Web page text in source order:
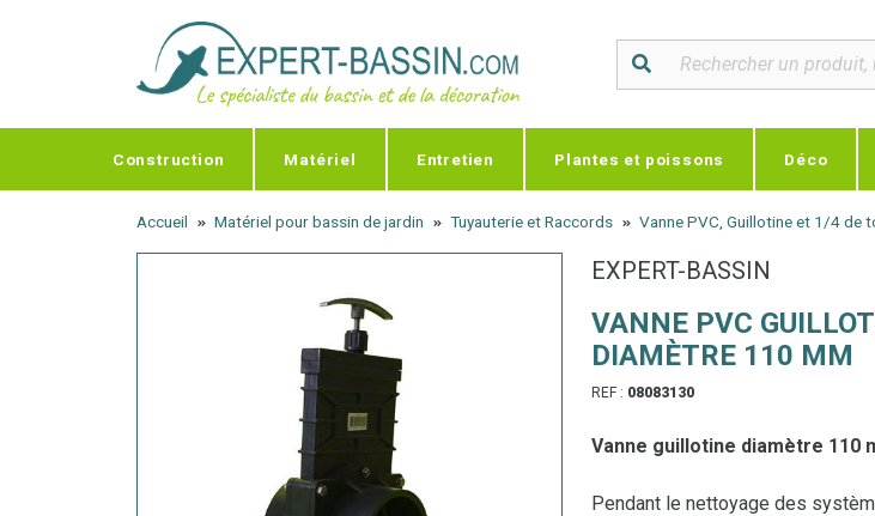
Construction Matériel Entretien Plantes et poissons Déco
Accueil Matériel pour bassin de jardin Tuyauterie et Raccords Vanne PVC, Guillotine et 1/4 de
EXPERT-BASSIN
VANNE PVC
DIAMÈTRE 110 MM
REF : 08083130
Vanne guillotine diamètre 110
Pendant le nettoyage des